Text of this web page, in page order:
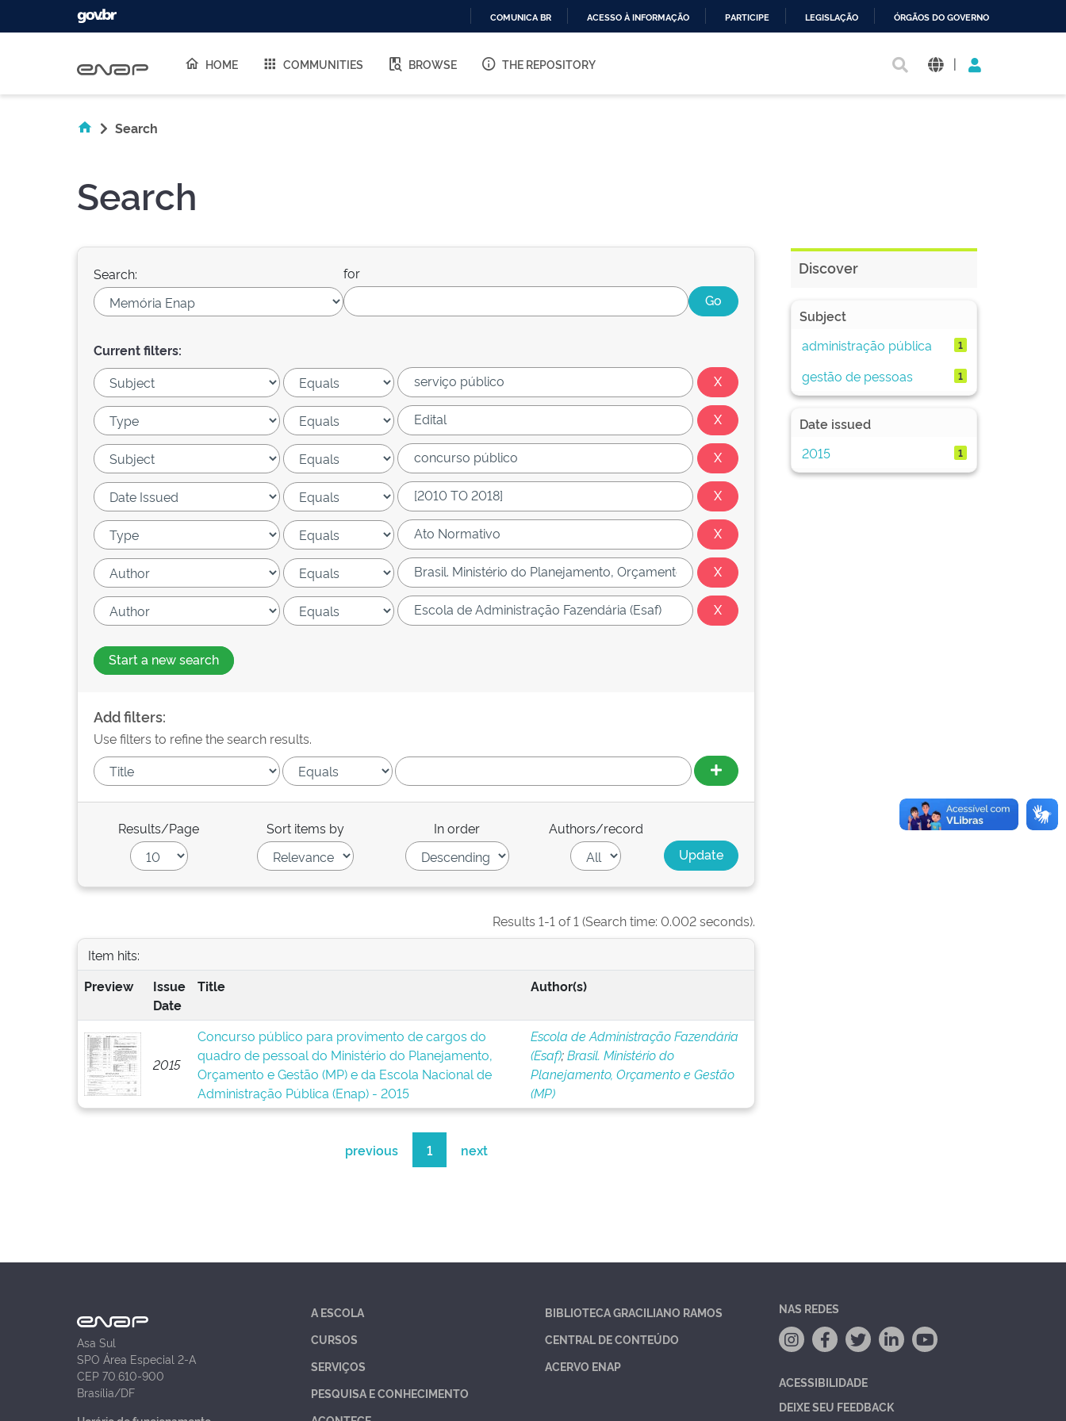
O
COMUNICA BR ACESSO À INFORMAÇÃO PARTICIPE LEGISLAÇÃO ÓRGÃOS DO GOVERNO
HOME COMMUNITIES BROWSE THE REPOSITORY |
Search
Search
Search: for
Current filters:
Start a new search
Add filters:
Use filters to refine the search results.
Results/Page Sort items by In order Authors/record
Results 1-1 of 1 (Search time: 0.002 seconds).
Item hits:
Preview
Issue
Date
Title Author(s)
2015
Concurso público para provimento de cargos do
quadro de pessoal do Ministério do Planejamento,
Orçamento e Gestão (MP) e da Escola Nacional de
Administração Pública (Enap) - 2015
Escola de Administração Fazendária
(Esaf);Brasil. Ministério do
Planejamento, Orçamento e Gestão
(MP)
previous 1 next
Discover
Subject
administração pública
1
gestão de pessoas 1
Date issued
2015
1
Asa Sul
SPO Área Especial 2-A
CEP 70.610-900
Brasília/DF
A ESCOLA
CURSOS
SERVIÇOS
PESQUISA E CONHECIMENTO
BIBLIOTECA GRACILIANO RAMOS
CENTRAL DE CONTEÚDO
ACERVO ENAP
NAS REDES
ACESSIBILIDADE
DEIXE SEU FEEDBACK